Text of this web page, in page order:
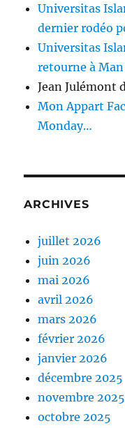
Universitas
dernier rodéo
Universitas
retourne à Man
Jean Julémont
Mon Appart
Monday…
ARCHIVES
juillet 2026
juin 2026
mai 2026
avril 2026
mars 2026
février 2026
janvier 2026
décembre 2025
novembre 2025
octobre 2025